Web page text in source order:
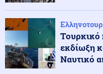
Στις φλόγες
της Ρωσίας μετά
Εσωτερική Ασφάλεια
Tουρκικό
εκδίωξη
Ναυτικό